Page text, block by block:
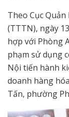
Theo Cục
(TTTN), ngày
hợp với Phòng
phạm sử dụng
Nội tiến hành
doanh hàng
Tấn, phường